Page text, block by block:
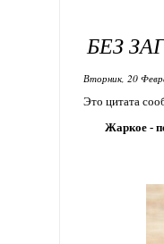
БЕЗ
Вторник, 20
Это цитата
Жаркое -